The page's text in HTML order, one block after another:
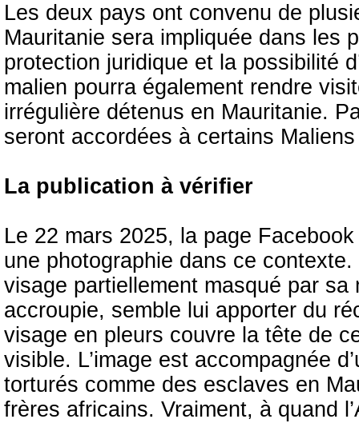
Les deux pays ont convenu de
Mauritanie sera impliquée dans les
protection juridique et la possibilité
malien pourra également rendre
irrégulière détenus en Mauritanie.
seront accordées à certains
La publication à vérifier
Le 22 mars 2025, la page
une photographie dans ce
visage partiellement masqué par
accroupie, semble lui apporter du
visage en pleurs couvre la tête de
visible. L’image est accompagnée
torturés comme des esclaves en
frères africains. Vraiment, à quand